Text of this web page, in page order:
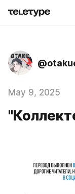
May 9, 2025